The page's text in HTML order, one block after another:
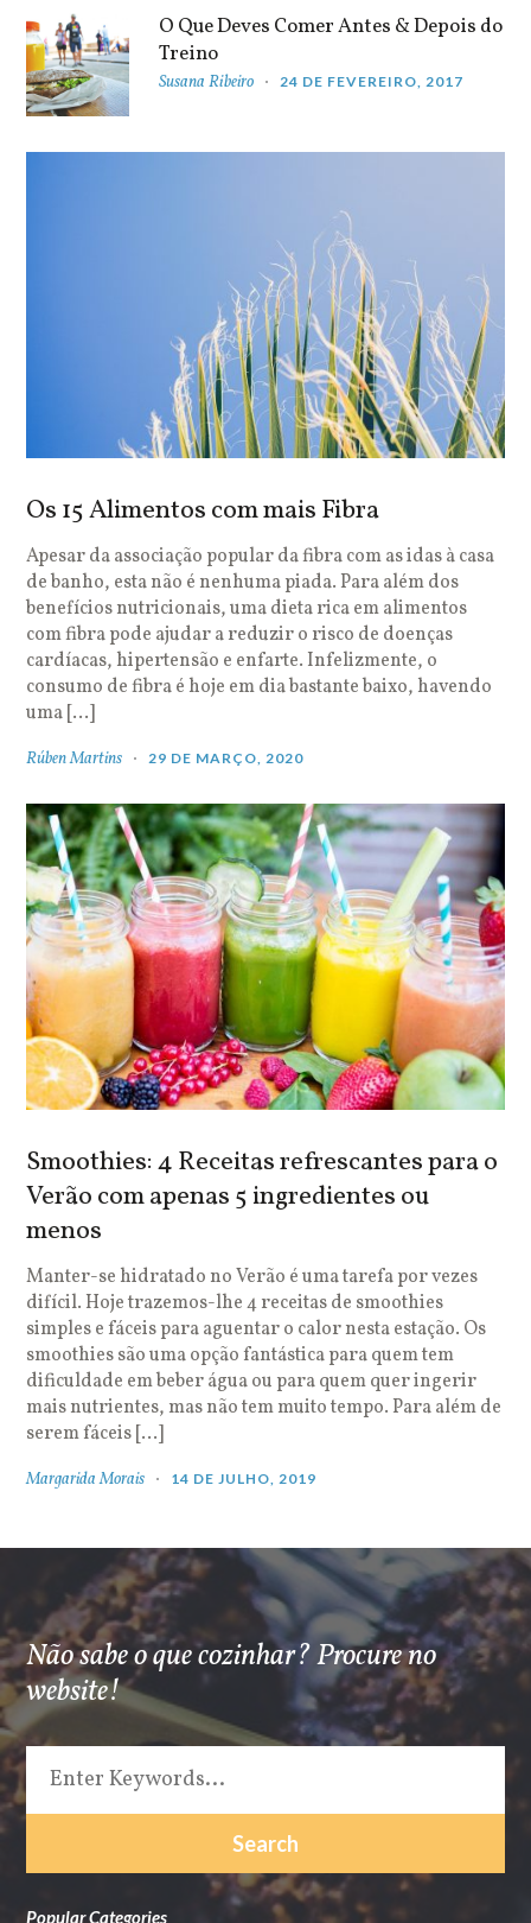
O Que Deves Comer Antes & Depois do
Treino
Susana Ribeiro 24 DE FEVEREIRO, 2017
Os 15 Alimentos com mais Fibra
Apesar da associação popular da fibra com as idas à casa
de banho, esta não é nenhuma piada. Para além dos
benefícios nutricionais, uma dieta rica em alimentos
com fibra pode ajudar a reduzir o risco de doenças
cardíacas, hipertensão e enfarte. Infelizmente, o
consumo de fibra é hoje em dia bastante baixo, havendo
uma […]
Rúben Martins 29 DE MARÇO, 2020
Smoothies: 4 Receitas refrescantes para o
Verão com apenas 5 ingredientes ou
menos
Manter-se hidratado no Verão é uma tarefa por vezes
difícil. Hoje trazemos-lhe 4 receitas de smoothies
simples e fáceis para aguentar o calor nesta estação. Os
smoothies são uma opção fantástica para quem tem
dificuldade em beber água ou para quem quer ingerir
mais nutrientes, mas não tem muito tempo. Para além de
serem fáceis […]
Margarida Morais 14 DE JULHO, 2019
Não sabe o que cozinhar? Procure no
website!
Popular Categories